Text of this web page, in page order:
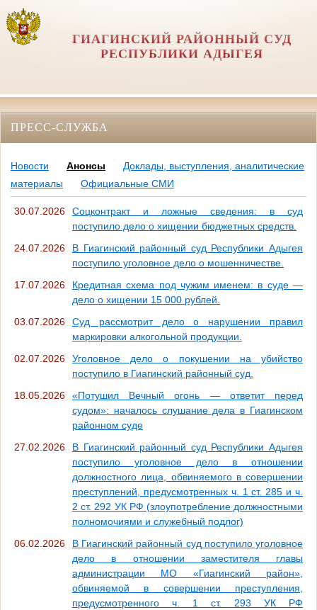
ГИАГИНСКИЙ РАЙОННЫЙ СУД
РЕСПУБЛИКИ АДЫГЕЯ
ПРЕСС-СЛУЖБА
Новости Анонсы
Доклады, выступления, аналитические
материалы
Официальные СМИ
30.07.2026
Соцконтракт и ложные сведения: в суд
поступило дело о хищении бюджетных средств.
24.07.2026
В Гиагинский районный суд Республики Адыгея
поступило уголовное дело о мошенничестве.
17.07.2026
Кредитная схема под чужим именем: в суде —
дело о хищении 15 000 рублей.
03.07.2026
Суд рассмотрит дело о нарушении правил
маркировки алкогольной продукции.
02.07.2026
Уголовное дело о покушении на убийство
поступило в Гиагинский районный суд.
18.05.2026
«Потушил Вечный огонь — ответит перед
судом»: началось слушание дела в Гиагинском
районном суде
27.02.2026
В Гиагинский районный суд Республики Адыгея
поступило уголовное дело в отношении
должностного лица, обвиняемого в совершении
преступлений, предусмотренных ч. 1 ст. 285 и ч.
2 ст. 292 УК РФ (злоупотребление должностными
полномочиями и служебный подлог)
06.02.2026
В Гиагинский районный суд поступило уголовное
дело в отношении заместителя главы
администрации МО «Гиагинский район»,
обвиняемой в совершении преступления,
предусмотренного ч. 1 ст. 293 УК РФ